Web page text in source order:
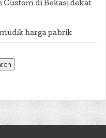
di Bekasi dekat
harga pabrik